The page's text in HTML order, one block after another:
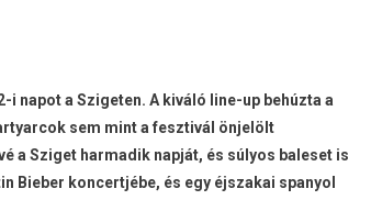
napot a Szigeten. A kiváló line-up behúzta a
sem mint a fesztivál önjelölt
a Sziget harmadik napját, és súlyos baleset is
Bieber koncertjébe, és egy éjszakai spanyol